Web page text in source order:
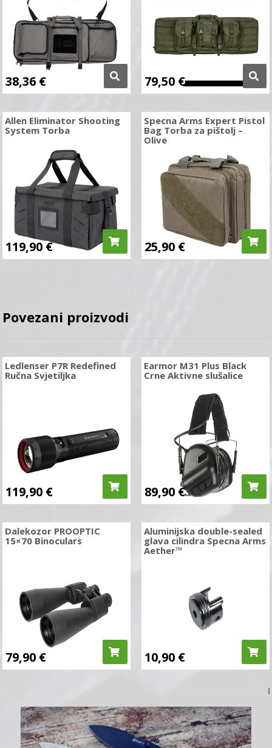
38,36 € 79,50 €
Allen Eliminator Shooting
System Torba
119,90€
Specna Arms Expert Pistol
Bag Torba za pištolj –
Olive
25,90 €
Povezani proizvodi
Ledlenser P7R Redefined
Ručna Svjetiljka
119,90 €
Earmor M31 Plus Black
Crne Aktivne slušalice
89,90 €
Dalekozor PROOPTIC
15×70 Binoculars
79,90 €
Aluminijska double-sealed
glava cilindra Specna Arms
Aether™
10,90 €